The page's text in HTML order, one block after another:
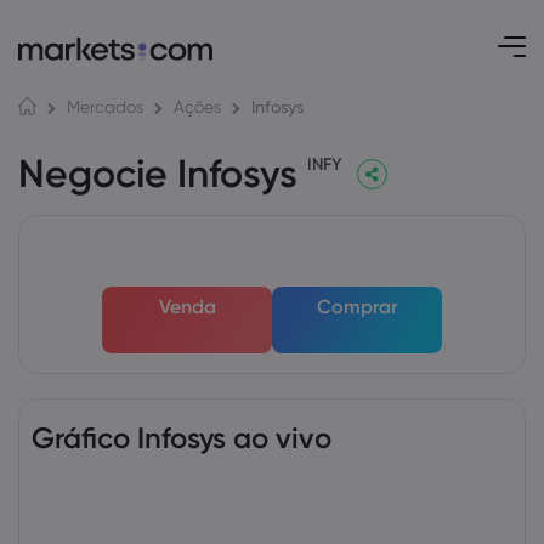
Mercados Ações Infosys
Negocie Infosys INFY
Venda Comprar
Gráfico Infosys ao vivo